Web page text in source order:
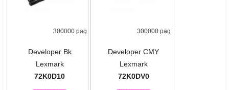
300000 pag
Developer Bk
Lexmark
72K0D10
300000 pag
Developer CMY
Lexmark
72K0DV0